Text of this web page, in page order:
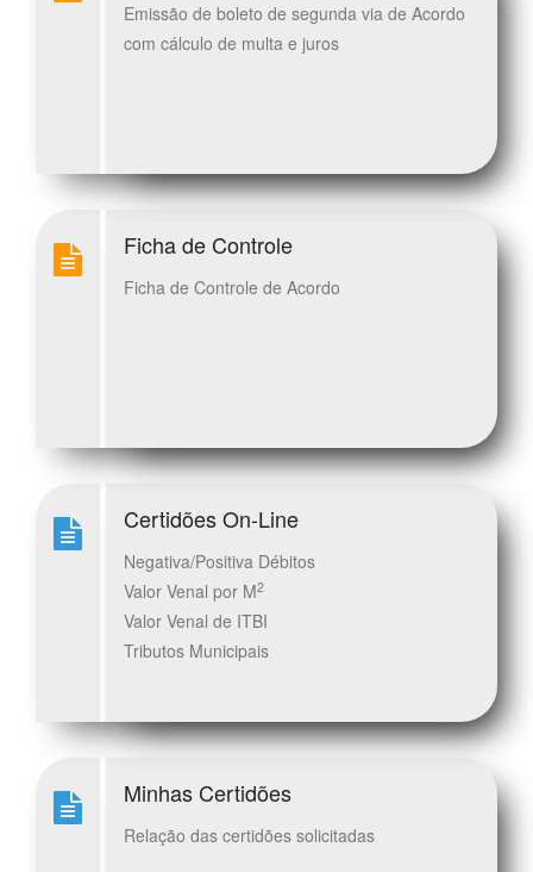
Emissão de boleto de segunda via de Acordo
com cálculo de multa e juros
Ficha de Controle
Ficha de Controle de Acordo
Certidões On-Line
Negativa/Positiva Débitos
Valor Venal por M2
Valor Venal de ITBI
Tributos Municipais
Minhas Certidões
Relação das certidões solicitadas